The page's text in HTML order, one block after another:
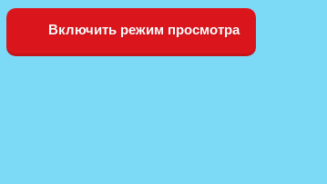
Включить режим просмотра